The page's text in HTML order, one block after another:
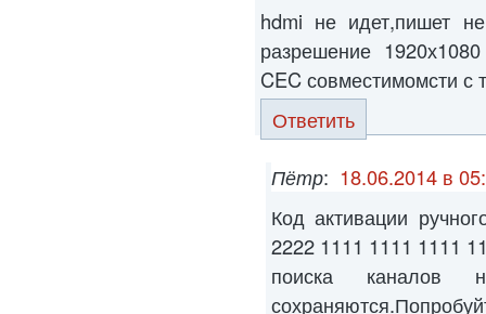
hdmi не идет,пишет
разрешение
CEC совместимомсти с
Ответить
Пётр: 18.06.2014 в
Код активации
2222 1111 1111 1111
поиска